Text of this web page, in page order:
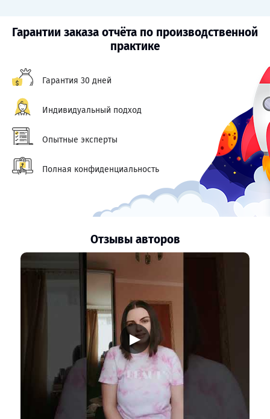
Гарантии заказа отчёта по производственной
практике
Гарантия 30 дней
Индивидуальный подход
Опытные эксперты
Полная конфиденциальность
Отзывы авторов
▶